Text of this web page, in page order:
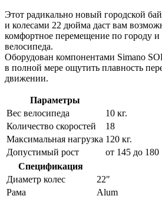
Этот радикально новый городской
и колесами 22 дюйма даст вам
комфортное перемещение по городу и
велосипеда.
Оборудован компонентами Simano
в полной мере ощутить плавность
движении.
Параметры
Вес велосипеда
10 кг.
Количество скоростей
18
Максимальная нагрузка 120 кг.
Допустимый рост
от 145 до 180
Спецификация
Диаметр колес
22"
Рама
Alum